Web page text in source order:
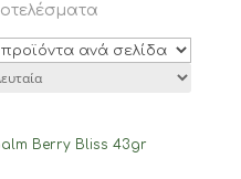
Sorted
latest